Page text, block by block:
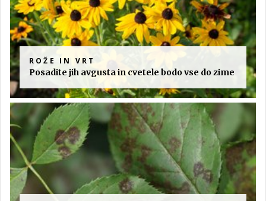
ROŽE IN VRT
Posadite jih avgusta in cvetele bodo vse do zime